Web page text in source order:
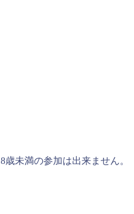
歳未満の参加は出来ません。